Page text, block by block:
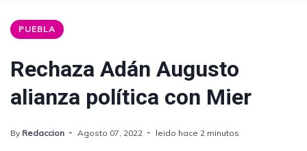
PUEBLA
Rechaza Adán Augusto
alianza política con Mier
By Redaccion Agosto 07, 2022 leido hace 2 minutos